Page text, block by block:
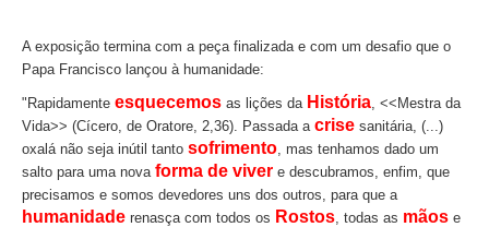
A exposição termina com a peça finalizada e com um desafio que o
Papa Francisco lançou à humanidade:
"Rapidamente esquecemos as lições da História, <<Mestra da
Vida>> (Cícero, de Oratore, 2,36). Passada a crise sanitária, (...)
oxalá não seja inútil tanto sofrimento, mas tenhamos dado um
salto para uma nova forma de viver e descubramos, enfim, que
precisamos e somos devedores uns dos outros, para que a
humanidade renasça com todos os Rostos, todas as mãos e